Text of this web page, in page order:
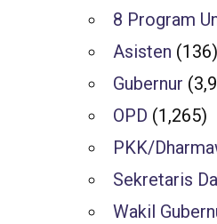
8 Program
Asisten (136)
Gubernur
OPD (1,265)
PKK/
Sekretaris
Wakil